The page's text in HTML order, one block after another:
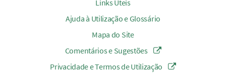
Links Úteis
Ajuda à Utilização e Glossário
Mapa do Site
Comentários e Sugestões
Privacidade e Termos de Utilização